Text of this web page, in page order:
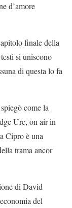
d’amore
finale della
si uniscono
di questa lo fa
come la
Ure, on air in
Cipro è una
trama ancor
di David
del